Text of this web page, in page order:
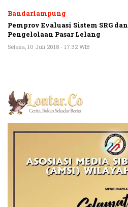
Bandarlampung
Pemprov Evaluasi Sistem SRG dan
Pengelolaan Pasar Lelang
Selasa, 10 Juli 2018 - 17:32 WIB